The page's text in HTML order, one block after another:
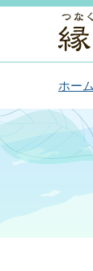
ホーム